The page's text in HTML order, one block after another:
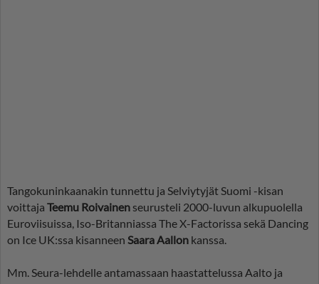
Tangokuninkaanakin tunnettu ja Selviytyjät Suomi -kisan
voittaja Teemu Roivainen seurusteli 2000-luvun alkupuolella
Euroviisuissa, Iso-Britanniassa The X-Factorissa sekä Dancing
on Ice UK:ssa kisanneen Saara Aallon kanssa.
Mm. Seura-lehdelle antamassaan haastattelussa Aalto ja